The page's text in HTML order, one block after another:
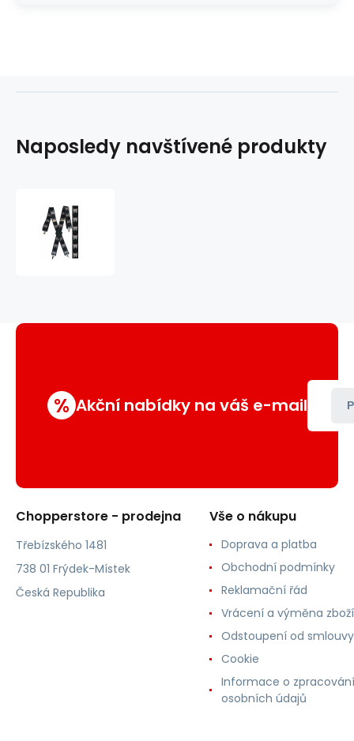
Naposledy navštívené produkty
% Akční nabídky na váš e-mail
Chopperstore - prodejna
Třebízského 1481
738 01 Frýdek-Místek
Česká Republika
Vše o nákupu
Doprava a platba
Obchodní podmínky
Reklamační řád
Vrácení a výměna zboží
Odstoupení od smlouvy
Cookie
Informace o zpracování
osobních údajů